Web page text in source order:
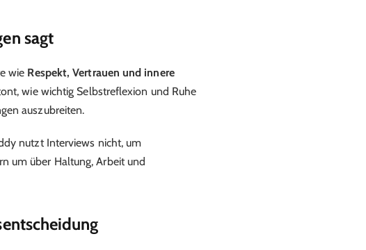
sagt
wie Respekt, Vertrauen und innere
wie wichtig Selbstreflexion und Ruhe
auszubreiten.
nutzt Interviews nicht, um
um über Haltung, Arbeit und